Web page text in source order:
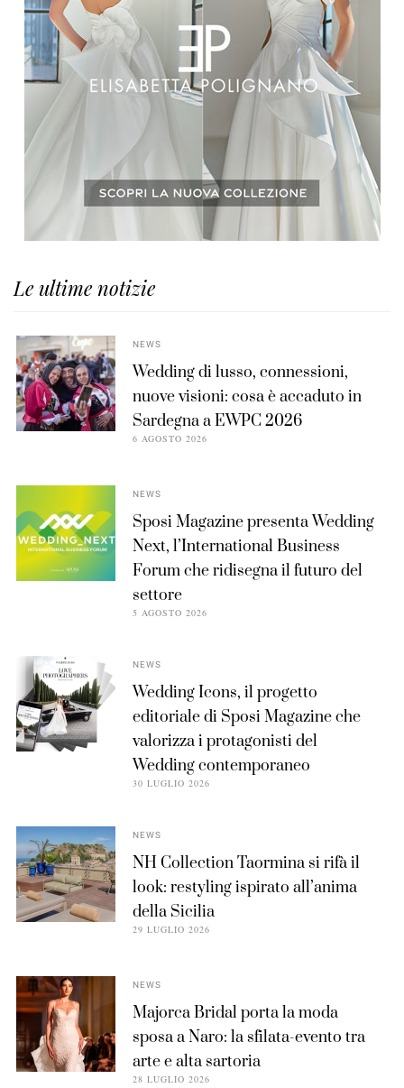
Le ultime notizie
NEWS
Wedding di lusso, connessioni,
nuove visioni: cosa è accaduto in
Sardegna a EWPC 2026
6 AGOSTO 2026
NEWS
Sposi Magazine presenta Wedding
Next, l’International Business
Forum che ridisegna il futuro del
settore
5 AGOSTO 2026
NEWS
Wedding Icons, il progetto
editoriale di Sposi Magazine che
valorizza i protagonisti del
Wedding contemporaneo
30 LUGLIO 2026
NEWS
NH Collection Taormina si rifà il
look: restyling ispirato all’anima
della Sicilia
29 LUGLIO 2026
NEWS
Majorca Bridal porta la moda
sposa a Naro: la sfilata-evento tra
arte e alta sartoria
28 LUGLIO 2026